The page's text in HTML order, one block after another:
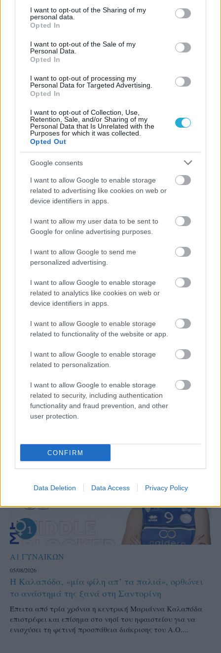
not limited to your visit or usage behaviour. You may click to
grant or deny consent to Google and its third-party tags to
use your data for below specified purposes in below Google
consent section.
I want to opt-out of the Sharing of my
personal data.
Opted In
I want to opt-out of the Sale of my
Personal Data.
Opted In
I want to opt-out of processing my
Personal Data for Targeted Advertising.
Opted In
I want to opt-out of Collection, Use,
Retention, Sale, and/or Sharing of my
Personal Data that Is Unrelated with the
Purposes for which it was collected.
Opted Out
Google consents
I want to allow Google to enable storage
related to advertising like cookies on web or
device identifiers in apps.
I want to allow my user data to be sent to
Google for online advertising purposes.
I want to allow Google to send me
personalized advertising.
I want to allow Google to enable storage
related to analytics like cookies on web or
device identifiers in apps.
I want to allow Google to enable storage
related to functionality of the website or app.
I want to allow Google to enable storage
related to personalization.
I want to allow Google to enable storage
related to security, including authentication
functionality and fraud prevention, and other
user protection.
CONFIRM
Data Deletion Data Access Privacy Policy
παντού…
Α1 ΓΥΝΑΙΚΩΝ
05/08/2026
Η Καλαπόδα, «μία φίλη απ’ τα παλιά», ορθώνει
το ανάστημά της ξανά στη Σαντορίνη
Έπειτα από τρία χρόνια η κεντρική Μαριάννα Καλαπόδα
επιστρέφει και επίσημα στο νησί του ηφαιστείου για να
ενισχύσει τη φετινή προσπάθεια διάκρισης του Α.Ο....